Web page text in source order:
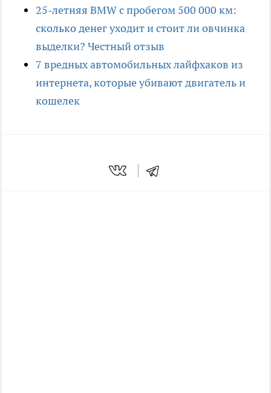
25-летняя BMW с пробегом 500 000 км:
сколько денег уходит и стоит ли овчинка
выделки? Честный отзыв
7 вредных автомобильных лайфхаков из
интернета, которые убивают двигатель и
кошелек